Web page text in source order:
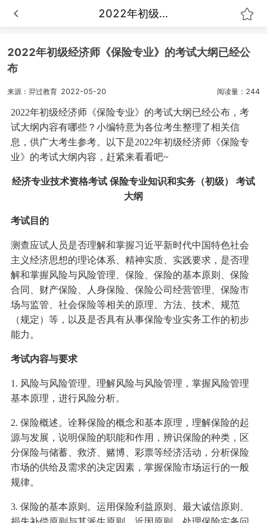
2022年初级...
2022年初级经济师《保险专业》的考试大纲已经公
布
来源：羿过教育 2022-05-20 阅读量：244
2022年初级经济师《保险专业》的考试大纲已经公布，考
试大纲内容有哪些？小编特意为各位考生整理了相关信
息，供广大考生参考。以下是2022年初级经济师《保险专
业》的考试大纲内容，赶紧来看看吧~
经济专业技术资格考试 保险专业知识和实务（初级） 考试
大纲
考试目的
测查应试人员是否理解和掌握习近平新时代中国特色社会
主义经济思想的理论体系、精神实质、实践要求，是否理
解和掌握风险与风险管理、保险、保险的基本原则、保险
合同、财产保险、人身保险、保险公司经营管理、保险市
场与监管、社会保险等相关的原理、方法、技术、规范
（规定）等，以及是否具有从事保险专业实务工作的初步
能力。
考试内容与要求
1. 风险与风险管理。理解风险与风险管理，掌握风险管理
基本原理，进行风险分析。
2. 保险概述。诠释保险的概念和基本原理，理解保险的起
源与发展，说明保险的职能和作用，辨识保险的种类，区
分保险与储蓄、救济、赌博、彩票等经济活动，分析保险
市场的供给及需求的决定因素，掌握保险市场运行的一般
规律。
3. 保险的基本原则。运用保险利益原则、最大诚信原则、